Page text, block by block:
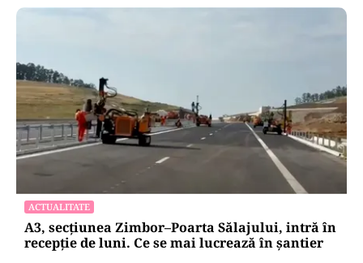
ACTUALITATE
A3, secțiunea Zimbor–Poarta Sălajului, intră în
recepție de luni. Ce se mai lucrează în șantier